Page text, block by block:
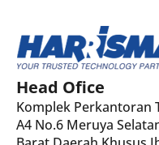
Head Ofice
Komplek Perkantoran
A4 No.6 Meruya